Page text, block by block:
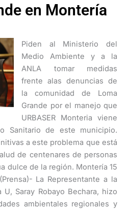
en Montería
Piden al Ministerio del
Medio Ambiente y a la
ANLA tomar medidas
frente alas denuncias de
la comunidad de Loma
Grande por el manejo que
URBASER Monteria viene
Sanitario de este municipio.
a este problema que está
de centenares de personas
dulce de la región. Montería 15
La Representante a la
Saray Robayo Bechara, hizo
ambientales regionales y